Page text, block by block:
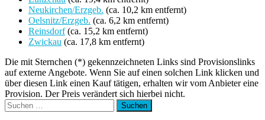
Neukirchen/Erzgeb. (ca. 10,2 km entfernt)
Oelsnitz/Erzgeb. (ca. 6,2 km entfernt)
Reinsdorf(ca. 15,2 km entfernt)
Zwickau (ca. 17,8 km entfernt)
Die mit Sternchen (*) gekennzeichneten Links sind Provisionslinks
auf externe Angebote. Wenn Sie auf einen solchen Link klicken und
über diesen Link einen Kauf tätigen, erhalten wir vom Anbieter eine
Provision. Der Preis verändert sich hierbei nicht.
Suchen
nach: